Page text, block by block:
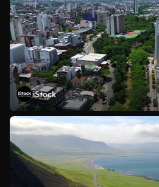
iStock